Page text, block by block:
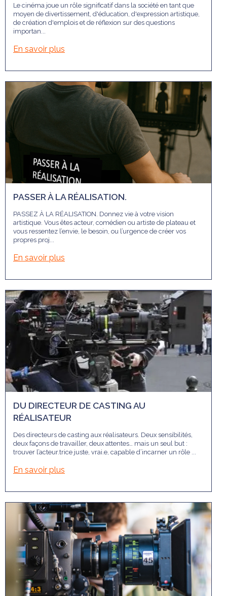
Le cinéma joue un rôle significatif dans la société en tant que
moyen de divertissement, d'éducation, d'expression artistique,
de création d'emplois et de réflexion sur des questions
importan...
En savoir plus
PASSER À LA RÉALISATION.
PASSEZ À LA RÉALISATION. Donnez vie à votre vision
artistique. Vous êtes acteur, comédien ou artiste de plateau et
vous ressentez l’envie, le besoin, ou l’urgence de créer vos
propres proj...
En savoir plus
DU DIRECTEUR DE CASTING AU
RÉALISATEUR
Des directeurs de casting aux réalisateurs. Deux sensibilités,
deux façons de travailler, deux attentes… mais un seul but :
trouver l’acteur.trice juste, vrai.e, capable d’incarner un rôle ...
En savoir plus